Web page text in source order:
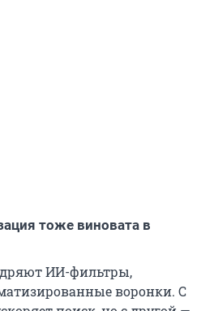
тоже виновата в
ИИ-фильтры,
воронки. С